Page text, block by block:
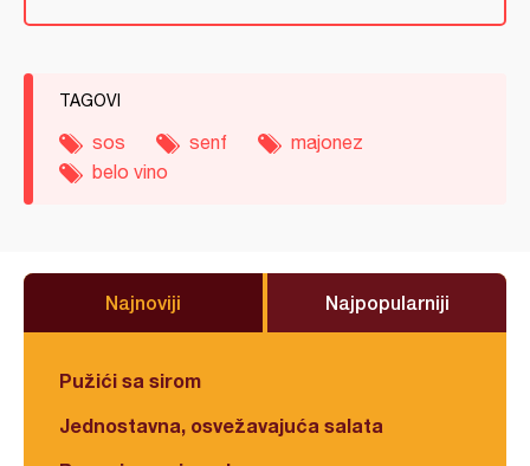
TAGOVI
sos senf
majonez
belo vino
Najnoviji Najpopularniji
Pužići sa sirom
Jednostavna, osvežavajuća salata